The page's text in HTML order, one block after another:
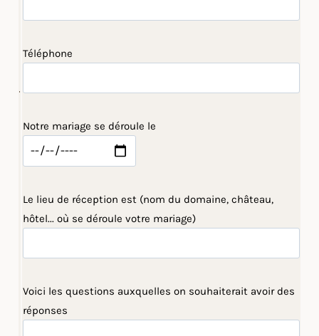
Téléphone
Notre mariage se déroule le
Le lieu de réception est (nom du domaine, château,
hôtel... où se déroule votre mariage)
Voici les questions auxquelles on souhaiterait avoir des
réponses